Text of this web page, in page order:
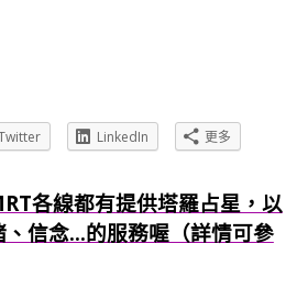
LinkedIn 更多
各線都有提供塔羅占星，以
信念...的服務喔（詳情可參